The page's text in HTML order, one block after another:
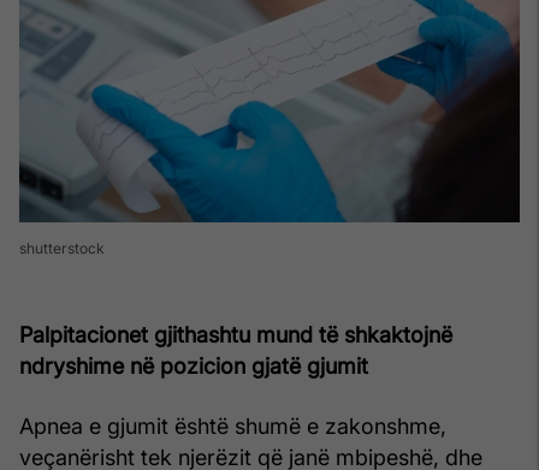
shutterstock
Palpitacionet gjithashtu mund të shkaktojnë
ndryshime në pozicion gjatë gjumit
Apnea e gjumit është shumë e zakonshme,
veçanërisht tek njerëzit që janë mbipeshë, dhe